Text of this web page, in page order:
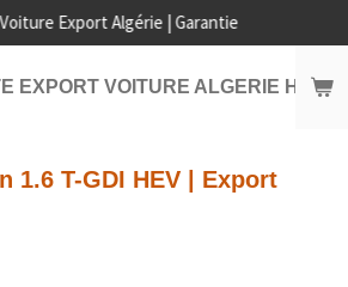
EXPORT VOITURE ALGERIE HORS
Export Algérie | Garantie
1.6 T-GDI HEV | Export